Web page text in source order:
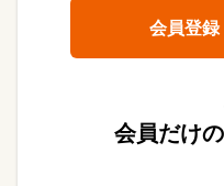
会員登
会員だけの